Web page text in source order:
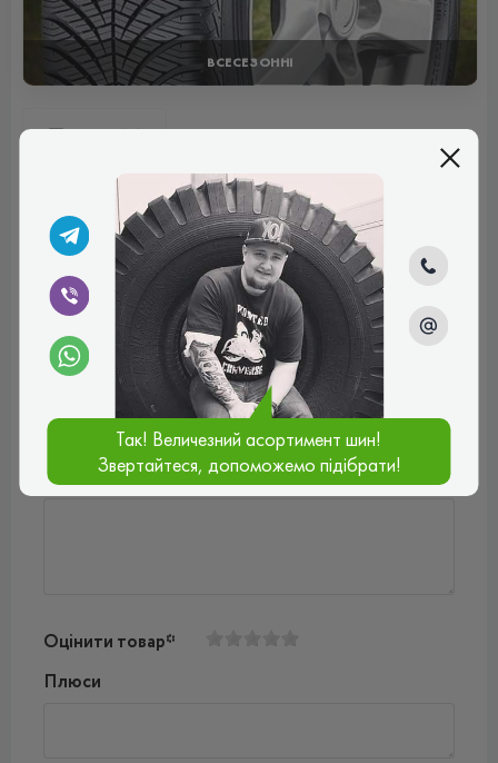
ВСЕСЕЗОННІ
Відгуки (0)
Поки немає коментарів
Написати коментар
Ваш e-mail*
Введіть коментар*
Оцінити товар*
Плюси
Так! Величезний асортимент шин!
Звертайтеся, допоможемо підібрати!